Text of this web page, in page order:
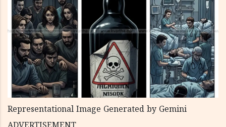
Representational Image Generated by Gemini